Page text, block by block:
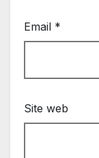
Email *
Site web